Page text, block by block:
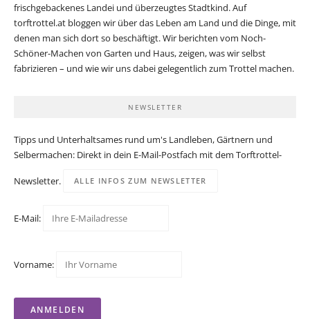
frischgebackenes Landei und überzeugtes Stadtkind. Auf
torftrottel.at bloggen wir über das Leben am Land und die Dinge, mit
denen man sich dort so beschäftigt. Wir berichten vom Noch-
Schöner-Machen von Garten und Haus, zeigen, was wir selbst
fabrizieren – und wie wir uns dabei gelegentlich zum Trottel machen.
NEWSLETTER
Tipps und Unterhaltsames rund um's Landleben, Gärtnern und
Selbermachen: Direkt in dein E-Mail-Postfach mit dem Torftrottel-
Newsletter. ALLE INFOS ZUM NEWSLETTER
E-Mail:
Vorname: